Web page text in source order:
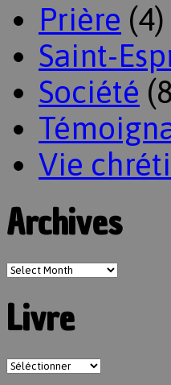
Prière (4)
Saint-
Société
Vie
Archives
Livre